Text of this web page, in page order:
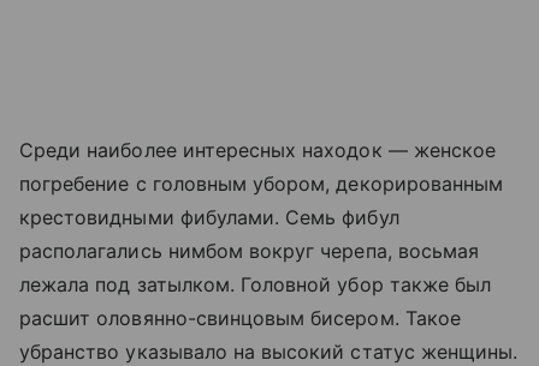
Среди наиболее интересных находок — женское
погребение с головным убором, декорированным
крестовидными фибулами. Семь фибул
располагались нимбом вокруг черепа, восьмая
лежала под затылком. Головной убор также был
расшит оловянно-свинцовым бисером. Такое
убранство указывало на высокий статус женщины.